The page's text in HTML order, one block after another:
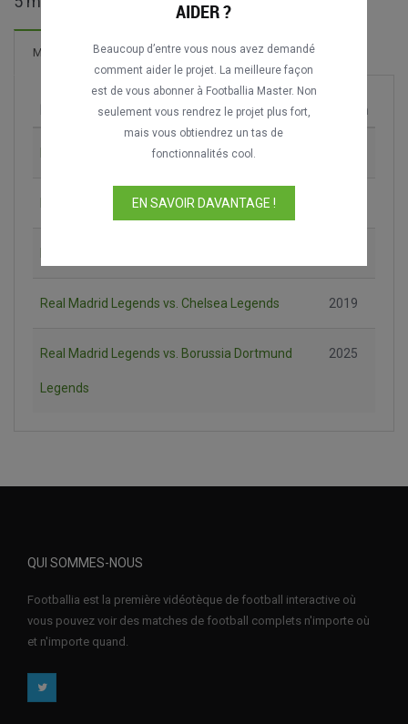
Matches Nouveau! 3 Buts
Saison
Real Madrid Legends vs. Juventus Legends
Real Madrid Legends vs. Inter Legends
Real Madrid Legends vs. Chelsea Legends 2019
Real Madrid Legends vs. Borussia Dortmund
Legends
2025
QUI SOMMES-NOUS
Footballia est la première vidéotèque de football interactive où
vous pouvez voir des matches de football complets n'importe où
et n'importe quand.
AIDER ?
Beaucoup d’entre vous nous avez demandé
comment aider le projet. La meilleure façon
est de vous abonner à Footballia Master. Non
seulement vous rendrez le projet plus fort,
mais vous obtiendrez un tas de
fonctionnalités cool.
EN SAVOIR DAVANTAGE !